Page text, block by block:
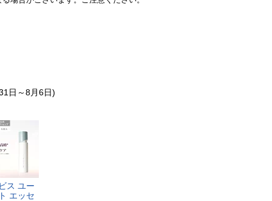
日～8月6日)
ス​ ​ユ​ー​
エ​ッ​セ​